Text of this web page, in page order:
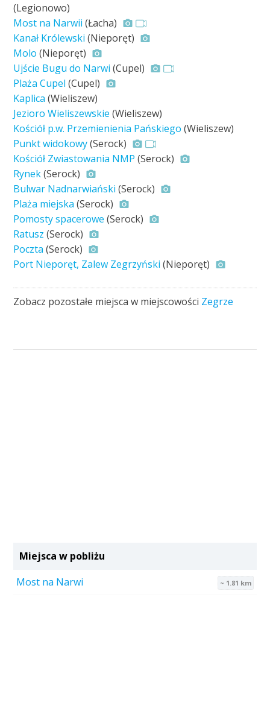
(Legionowo)
Most na Narwii (Łacha)
Kanał Królewski (Nieporęt)
Molo (Nieporęt)
Ujście Bugu do Narwi (Cupel)
Plaża Cupel (Cupel)
Kaplica (Wieliszew)
Jezioro Wieliszewskie (Wieliszew)
Kościół p.w. Przemienienia Pańskiego (Wieliszew)
Punkt widokowy(Serock)
Kościół Zwiastowania NMP (Serock)
Rynek(Serock)
Bulwar Nadnarwiański (Serock)
Plaża miejska (Serock)
Pomosty spacerowe (Serock)
Ratusz (Serock)
Poczta (Serock)
Port Nieporęt, Zalew Zegrzyński (Nieporęt)
Zobacz pozostałe miejsca w miejscowości Zegrze
Miejsca w pobliżu
Most na Narwi
~ 1.81 km